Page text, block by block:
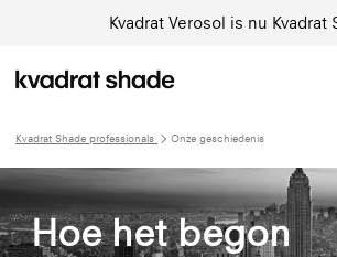
Kvadrat Verosol is nu Kvadrat
Kvadrat Shade professionals Onze geschiedenis
Hoe het begon